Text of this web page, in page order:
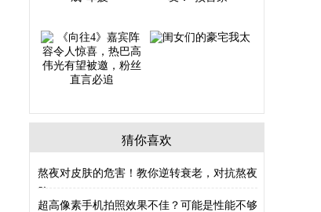
猜你喜欢
熬夜对皮肤的危害！教你逆转衰老，对抗熬夜
脸
超高像素手机拍照效果不佳？可能是性能不够